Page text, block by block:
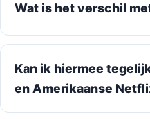
Wat is het verschil
Kan ik hiermee
en Amerikaanse